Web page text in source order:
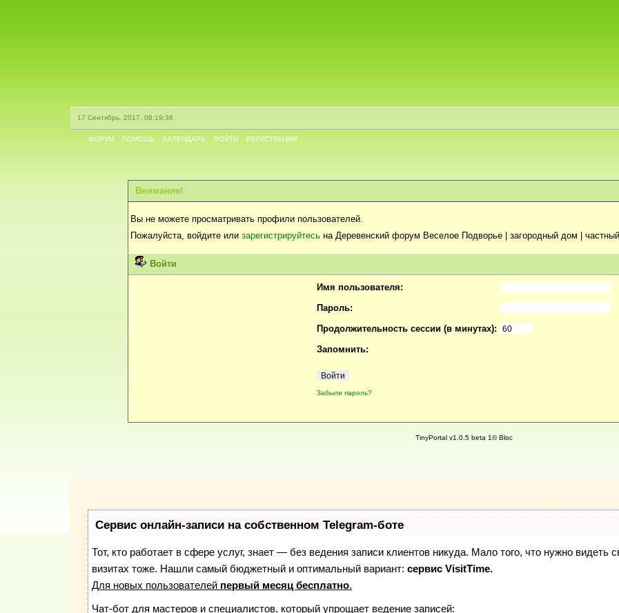
17 Сентябрь, 2017, 08:19:36
ФОРУМ ПОМОЩЬ КАЛЕНДАРЬ ВОЙТИ РЕГИСТРАЦИЯ
Внимание!
Вы не можете просматривать профили пользователей.
Пожалуйста, войдите или зарегистрируйтесь на Деревенский форум Веселое Подворье | загородный дом |
Войти
Имя пользователя:
Пароль:
Продолжительность сессии (в минутах):
Запомнить:
Забыли пароль?
TinyPortal v1.0.5 beta 1© Bloc
Сервис онлайн-записи на собственном Telegram-боте
Тот, кто работает в сфере услуг, знает — без ведения записи клиентов никуда. Мало того, что нужно видеть
визитах тоже. Нашли самый бюджетный и оптимальный вариант: сервис VisitTime.
Для новых пользователей первый месяц бесплатно.
Чат-бот для мастеров и специалистов, который упрощает ведение записей: